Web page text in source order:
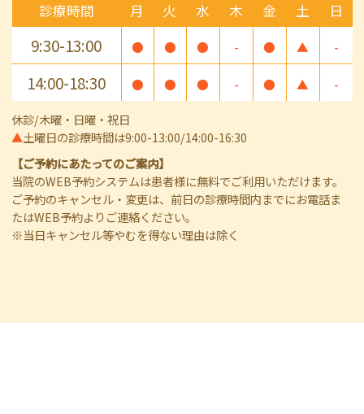
診療時間 月 火 水 木 金 土 日
9:30-13:00 ● ● ● - ● ▲ -
14:00-18:30 ● ● ● - ● ▲ -
休診/木曜・日曜・祝日
▲土曜日の診療時間は9:00-13:00/14:00-16:30
【ご予約にあたってのご案内】
当院のWEB予約システムは患者様に無料でご利用いただけます。
ご予約のキャンセル・変更は、前日の診療時間内までにお電話ま
たはWEB予約よりご連絡ください。
※当日キャンセル等やむを得ない理由は除く